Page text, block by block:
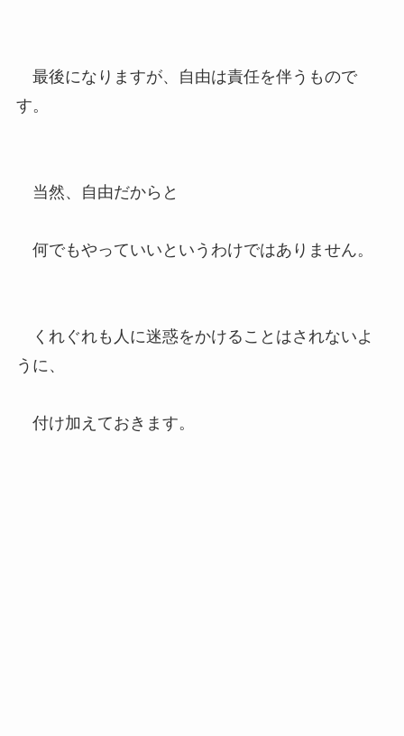
最後になりますが、自由は責任を伴うもので
す。
当然、自由だからと
何でもやっていいというわけではありません。
くれぐれも人に迷惑をかけることはされないよ
うに、
付け加えておきます。